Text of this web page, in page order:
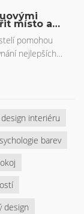
místo a
pomohou
nejlepších
design interiéru
barev
design